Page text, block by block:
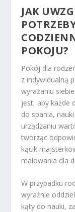
JAK
POKOJU?
Pokój dla
z indywidualną
wyrażaniu
jest, aby każde
do spania,
urządzaniu
tworząc
kącik
malowania dla
W przypadku
wyraźnie
kąty do nauki,